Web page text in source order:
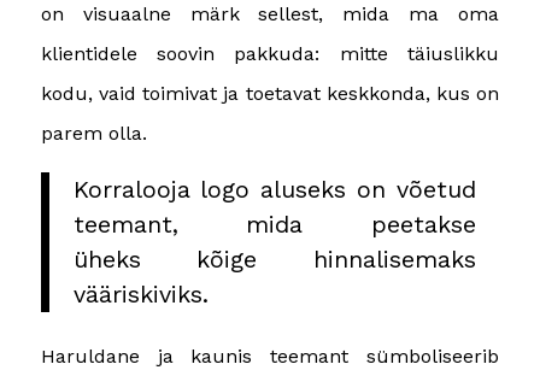
on visuaalne märk sellest, mida ma oma
klientidele soovin pakkuda: mitte täiuslikku
kodu, vaid toimivat ja toetavat keskkonda, kus on
parem olla.
Korralooja logo aluseks on võetud
teemant, mida peetakse
üheks kõige hinnalisemaks
vääriskiviks.
Haruldane ja kaunis teemant sümboliseerib